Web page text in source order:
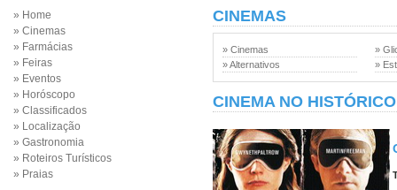
» Home
» Cinemas
» Farmácias
» Feiras
» Eventos
» Horóscopo
» Classificados
» Localização
» Gastronomia
» Roteiros Turísticos
» Praias
CINEMAS
» Cinemas
» Alternativos
»
»
CINEMA NO HISTÓRICO